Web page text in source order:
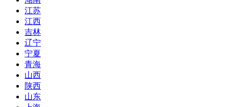
江苏
江西
吉林
辽宁
宁夏
青海
山西
陕西
山东